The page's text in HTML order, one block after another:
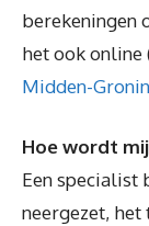
berekeningen
het ook online
Midden-
Hoe wordt
Een specialist
neergezet, het